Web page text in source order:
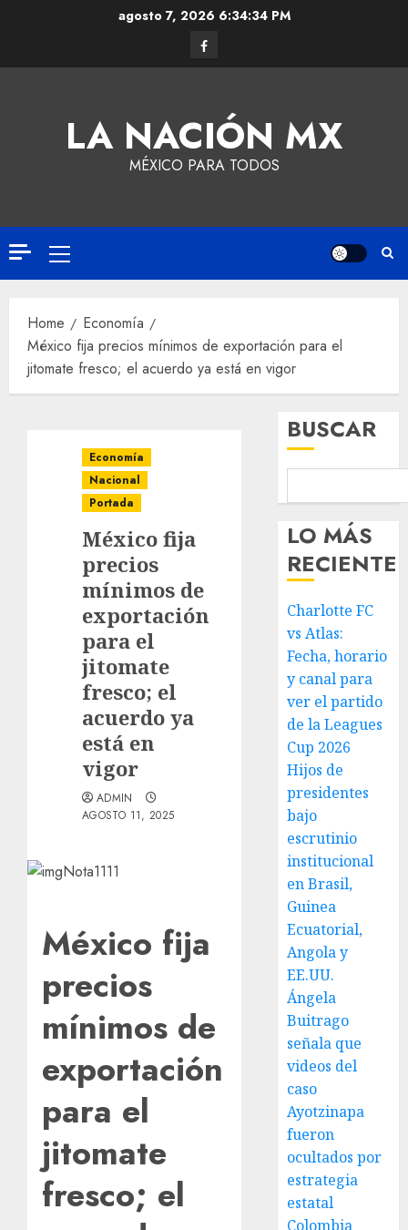
agosto 7, 2026 6:34:34 PM
LA NACIÓN MX
MÉXICO PARA TODOS
Home
Economía
México fija precios mínimos de exportación para el
jitomate fresco; el acuerdo ya está en vigor
Economía
Nacional
Portada
México fija
precios
mínimos de
exportación
para el
jitomate
fresco; el
acuerdo ya
está en
vigor
ADMIN
AGOSTO 11, 2025
México fija
precios
mínimos de
exportación
para el
jitomate
fresco; el
BUSCAR
LO MÁS
RECIENTE
Charlotte FC
vs Atlas:
Fecha, horario
y canal para
ver el partido
de la Leagues
Cup 2026
Hijos de
presidentes
bajo
escrutinio
institucional
en Brasil,
Guinea
Ecuatorial,
Angola y
EE.UU.
Ángela
Buitrago
señala que
videos del
caso
Ayotzinapa
fueron
ocultados por
estrategia
estatal
Colombia